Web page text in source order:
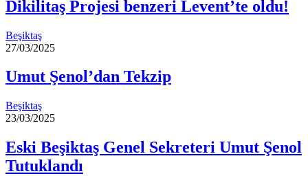
Dikilitaş Projesi benzeri Levent’te oldu!
Beşiktaş
27/03/2025
Umut Şenol’dan Tekzip
Beşiktaş
23/03/2025
Eski Beşiktaş Genel Sekreteri Umut Şenol
Tutuklandı